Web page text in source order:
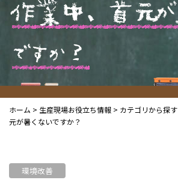
作業 中 、 首元が
ですか ？
ホーム > 生産現場お役立ち情報 > カテゴリから探す
元が暑くないですか？
環境改善